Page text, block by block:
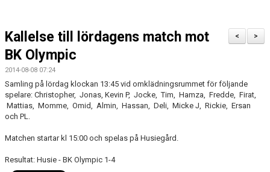
MATCHER
BILDGALLERI
KONTAKT
>
<
Kallelse till lördagens match mot
BK Olympic
2014-08-08 07:24
Samling på lördag klockan 13:45 vid omklädningsrummet för följande
spelare: Christopher, Jonas, Kevin P, Jocke, Tim, Hamza, Fredde, Firat,
Mattias, Momme, Omid, Almin, Hassan, Deli, Micke J, Rickie, Ersan
och PL.
Matchen startar kl 15:00 och spelas på Husiegård.
Resultat: Husie - BK Olympic 1-4